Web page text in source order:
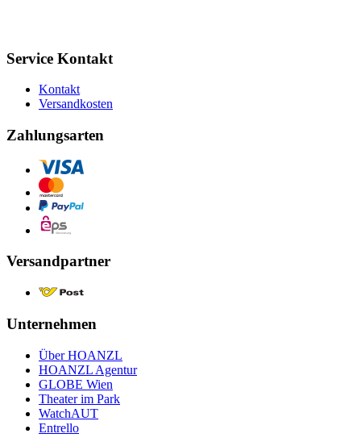
Service Kontakt
Kontakt
Versandkosten
Zahlungsarten
Versandpartner
Unternehmen
Über HOANZL
HOANZL Agentur
GLOBE Wien
Theater im Park
WatchAUT
Entrello